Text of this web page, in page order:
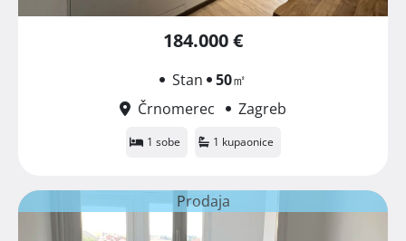
184.000 €
Stan 50㎡
Črnomerec
Zagreb
1 sobe 1 kupaonice
Prodaja